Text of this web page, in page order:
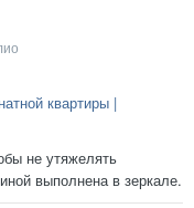
квартиры |
не утяжелять
выполнена в зеркале.
инсталляцию,